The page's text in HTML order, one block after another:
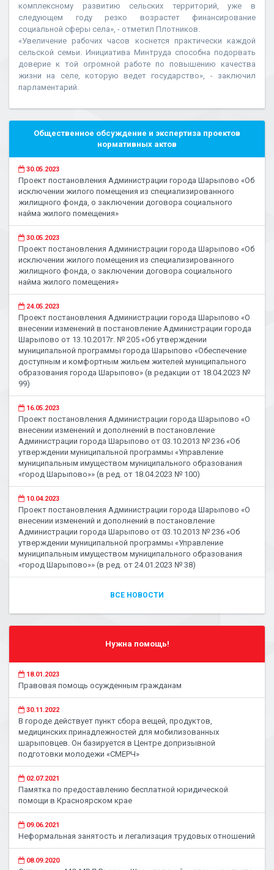
комплексному развитию сельских территорий, уже в
следующем году резко возрастет финансирование
социальной сферы села», - отметил Плотников.
«Увеличение рабочих часов коснется практически каждой
сельской семьи. Инициатива Минтруда способна подорвать
доверие к той огромной работе по повышению качества
жизни на селе, которую ведет государство», - заключил
парламентарий.
Общественное обсуждение и экспертиза проектов
нормативных актов
30.05.2023
Проект постановления Администрации города Шарыпово «Об
исключении жилого помещения из специализированного
жилищного фонда, о заключении договора социального
найма жилого помещения»
30.05.2023
Проект постановления Администрации города Шарыпово «Об
исключении жилого помещения из специализированного
жилищного фонда, о заключении договора социального
найма жилого помещения»
24.05.2023
Проект постановления Администрации города Шарыпово «О
внесении изменений в постановление Администрации города
Шарыпово от 13.10.2017г. № 205 «Об утверждении
муниципальной программы города Шарыпово «Обеспечение
доступным и комфортным жильем жителей муниципального
образования города Шарыпово» (в редакции от 18.04.2023 №
99)
16.05.2023
Проект постановления Администрации города Шарыпово «О
внесении изменений и дополнений в постановление
Администрации города Шарыпово от 03.10.2013 № 236 «Об
утверждении муниципальной программы «Управление
муниципальным имуществом муниципального образования
«город Шарыпово»» (в ред. от 18.04.2023 № 100)
10.04.2023
Проект постановления Администрации города Шарыпово «О
внесении изменений и дополнений в постановление
Администрации города Шарыпово от 03.10.2013 № 236 «Об
утверждении муниципальной программы «Управление
муниципальным имуществом муниципального образования
«город Шарыпово»» (в ред. от 24.01.2023 № 38)
ВСЕ НОВОСТИ
Нужна помощь!
18.01.2023
Правовая помощь осужденным гражданам
30.11.2022
В городе действует пункт сбора вещей, продуктов,
медицинских принадлежностей для мобилизованных
шарыповцев. Он базируется в Центре допризывной
подготовки молодежи «СМЕРЧ»
02.07.2021
Памятка по предоставлению бесплатной юридической
помощи в Красноярском крае
09.06.2021
Неформальная занятость и легализация трудовых отношений
08.09.2020